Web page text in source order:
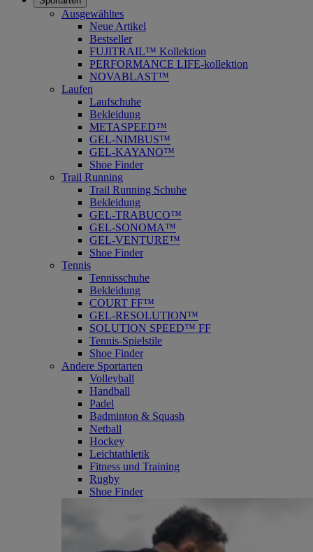
Ausgewähltes
Neue Artikel
Bestseller
FUJITRAIL™ Kollektion
PERFORMANCE LIFE-kollektion
NOVABLAST™
Laufen
Laufschuhe
Bekleidung
METASPEED™
GEL-NIMBUS™
GEL-KAYANO™
Shoe Finder
Trail Running
Trail Running Schuhe
Bekleidung
GEL-TRABUCO™
GEL-SONOMA™
GEL-VENTURE™
Shoe Finder
Tennis
Tennisschuhe
Bekleidung
COURT FF™
GEL-RESOLUTION™
SOLUTION SPEED™ FF
Tennis-Spielstile
Shoe Finder
Andere Sportarten
Volleyball
Handball
Padel
Badminton & Squash
Netball
Hockey
Leichtathletik
Fitness und Training
Rugby
Shoe Finder